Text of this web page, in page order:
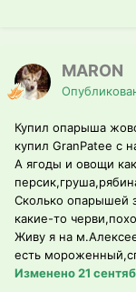
MARON
Купил опарыша
купил GranPatee с
А ягоды и овощи
Сколько опарышей
какие-то
Живу я на
есть
Изменено21